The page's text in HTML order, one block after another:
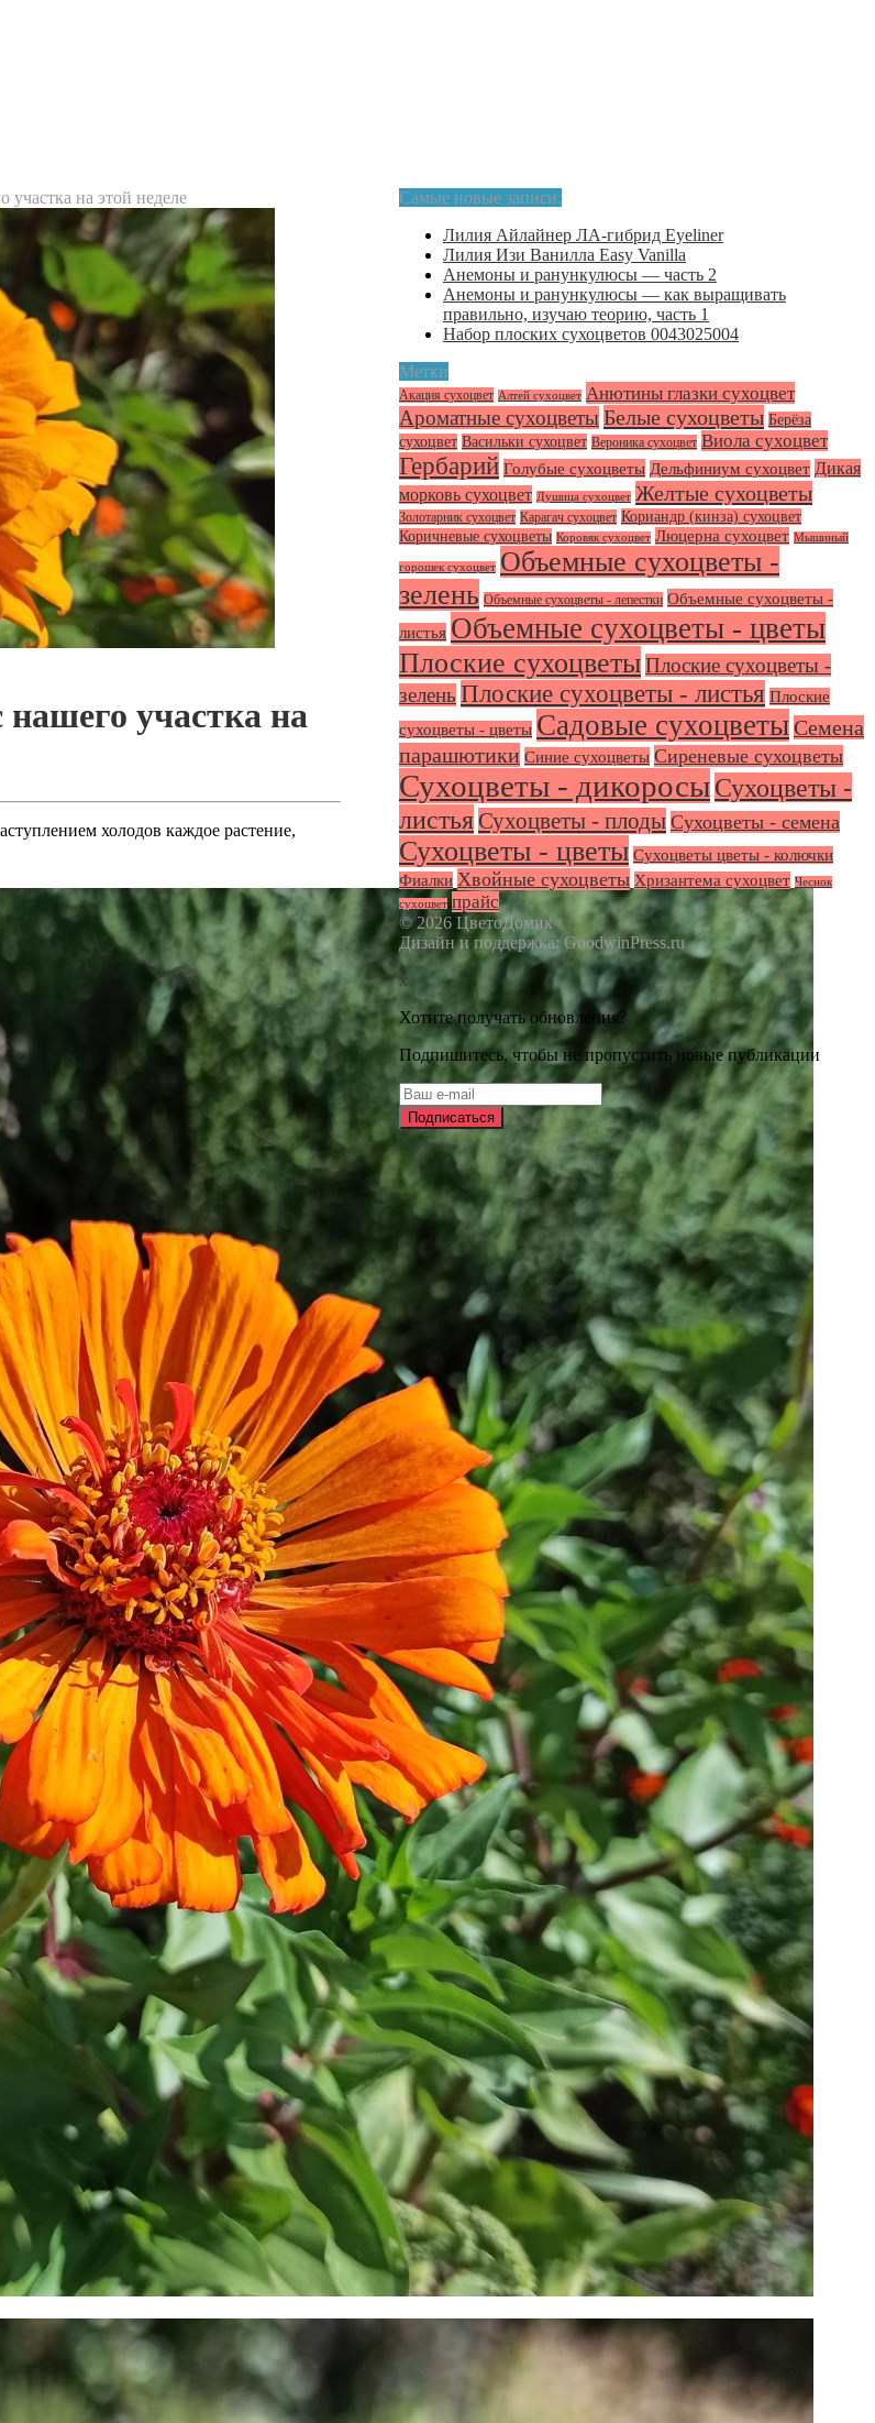
участка на этой неделе
участка на
холодов каждое растение,
Самые новые записи:
Лилия Айлайнер ЛА-гибрид Eyeliner
Лилия Изи Ванилла Easy Vanilla
Анемоны и ранункулюсы — часть 2
Анемоны и ранункулюсы — как выращивать
правильно, изучаю теорию, часть 1
Набор плоских сухоцветов 0043025004
Метки
Акация сухоцвет Алтей сухоцвет Анютины глазки сухоцвет
Ароматные сухоцветыБелые сухоцветы Берёза
сухоцвет Васильки сухоцвет Вероника сухоцвет Виола сухоцвет
Гербарий Голубые сухоцветы Дельфиниум сухоцвет Дикая
морковь сухоцвет Душица сухоцвет Желтые сухоцветы
Золотарник сухоцвет Карагач сухоцвет Кориандр (кинза) сухоцвет
Коричневые сухоцветы Коровяк сухоцвет Люцерна сухоцвет Мышиный
горошек сухоцвет Объемные сухоцветы -
зелень Объемные сухоцветы - лепестки Объемные сухоцветы -
листья Объемные сухоцветы - цветы
Плоские сухоцветыПлоские сухоцветы -
зелень Плоские сухоцветы - листья Плоские
сухоцветы - цветы Садовые сухоцветыСемена
парашютики Синие сухоцветы Сиреневые сухоцветы
Сухоцветы - дикоросыСухоцветы -
листья Сухоцветы - плоды Сухоцветы - семена
Сухоцветы - цветы Сухоцветы цветы - колючки
Фиалки Хвойные сухоцветы Хризантема сухоцвет Чеснок
сухоцвет прайс
© 2026 ЦветоДомик
Дизайн и поддержка: GoodwinPress.ru
x
Хотите получать обновления?
Подпишитесь, чтобы не пропустить новые публикации